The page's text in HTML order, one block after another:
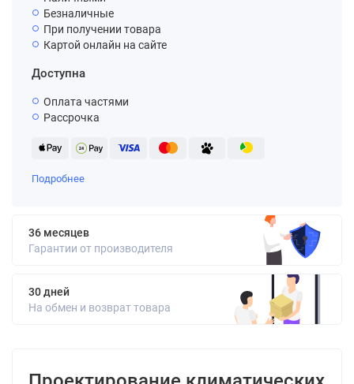
Безналичные
При получении товара
Картой онлайн на сайте
Доступна
Оплата частями
Рассрочка
Подробнее
36 месяцев
Гарантии от производителя
30 дней
На обмен и возврат товара